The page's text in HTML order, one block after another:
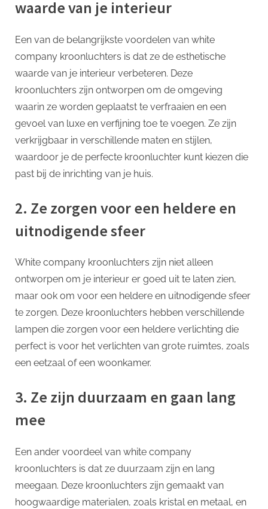
waarde van je interieur
Een van de belangrijkste voordelen van white
company kroonluchters is dat ze de esthetische
waarde van je interieur verbeteren. Deze
kroonluchters zijn ontworpen om de omgeving
waarin ze worden geplaatst te verfraaien en een
gevoel van luxe en verfijning toe te voegen. Ze zijn
verkrijgbaar in verschillende maten en stijlen,
waardoor je de perfecte kroonluchter kunt kiezen die
past bij de inrichting van je huis.
2. Ze zorgen voor een heldere en
uitnodigende sfeer
White company kroonluchters zijn niet alleen
ontworpen om je interieur er goed uit te laten zien,
maar ook om voor een heldere en uitnodigende sfeer
te zorgen. Deze kroonluchters hebben verschillende
lampen die zorgen voor een heldere verlichting die
perfect is voor het verlichten van grote ruimtes, zoals
een eetzaal of een woonkamer.
3. Ze zijn duurzaam en gaan lang
mee
Een ander voordeel van white company
kroonluchters is dat ze duurzaam zijn en lang
meegaan. Deze kroonluchters zijn gemaakt van
hoogwaardige materialen, zoals kristal en metaal, en